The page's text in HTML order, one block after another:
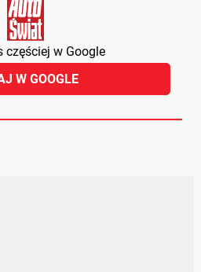
częściej w Google
W GOOGLE